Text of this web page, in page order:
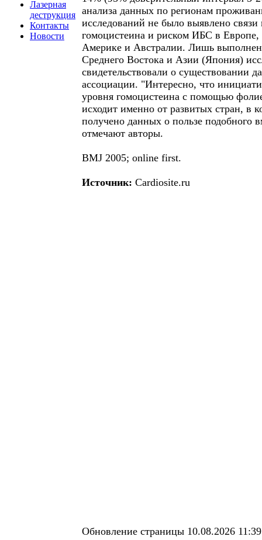
Лазерная
деструкция
Контакты
Новости
анализа данных по регионам
исследований не было выявлено
гомоцистеина и риском ИБС в Европе,
Америке и Австралии. Лишь
Среднего Востока и Азии (Япония)
свидетельствовали о существовании
ассоциации. "Интересно, что
уровня гомоцистеина с помощью
исходит именно от развитых стран, в
получено данных о пользе подобного
отмечают авторы.
BMJ 2005; online first.
Источник: Cardiosite.ru
Обновление страницы 10.08.2026 11:39